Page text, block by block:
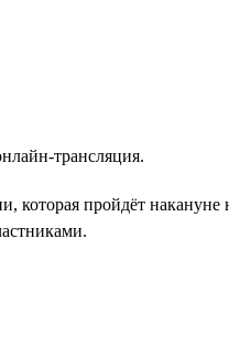
трансляция.
которая пройдёт